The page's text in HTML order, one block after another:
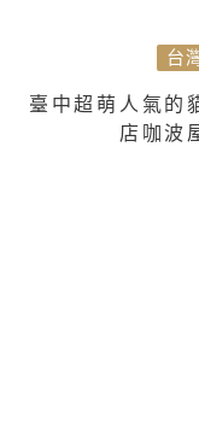
台
臺中超萌人氣的
店咖波